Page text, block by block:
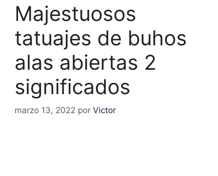
Majestuosos
tatuajes de buhos
alas abiertas 2
significados
marzo 13, 2022 por Victor